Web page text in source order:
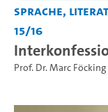
Sprache,
15/16
Prof. Dr. Marc Föcking